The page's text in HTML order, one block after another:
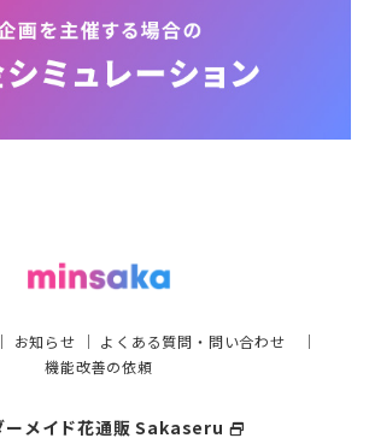
｜ お知らせ ｜ よくある質問・問い合わせ ｜
機能改善の依頼
ーメイド花通販 Sakaseru select_window